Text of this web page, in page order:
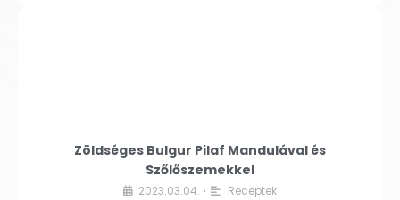
Zöldséges Bulgur Pilaf Mandulával és
Szőlőszemekkel
2023.03.04. • Receptek